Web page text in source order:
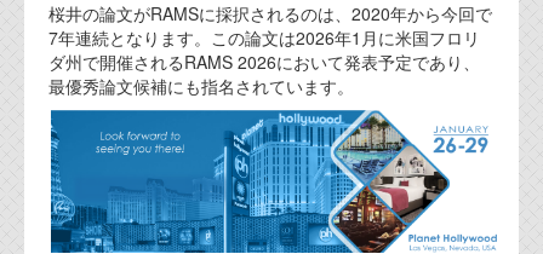
機能安全ブログ
設計ブログ
外部投稿記事
ブログテーマ
桜井の論文がRAMSに採択されるのは、2020年から今回で
7年連続となります。この論文は2026年1月に米国フロリ
ダ州で開催されるRAMS 2026において発表予定であり、
最優秀論文候補にも指名されています。